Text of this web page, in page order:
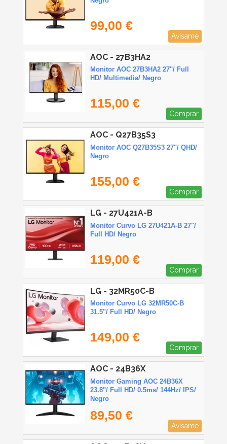
99,00 €
Avísame
AOC - 27B3HA2
Monitor AOC 27B3HA2 27"/ Full
HD/ Multimedia/ Negro
115,00 €
Comprar
AOC - Q27B35S3
Monitor AOC Q27B35S3 27"/ QHD/
Negro
155,00 €
Comprar
LG - 27U421A-B
Monitor Curvo LG 27U421A-B 27"/
Full HD/ Negro
119,00 €
Comprar
LG - 32MR50C-B
Monitor Curvo LG 32MR50C-B
31.5"/ Full HD/ Negro
149,00 €
Comprar
AOC - 24B36X
Monitor Gaming AOC 24B36X
23.8"/ Full HD/ 0.5ms/ 144Hz/ IPS/
Negro
89,50 €
Avísame